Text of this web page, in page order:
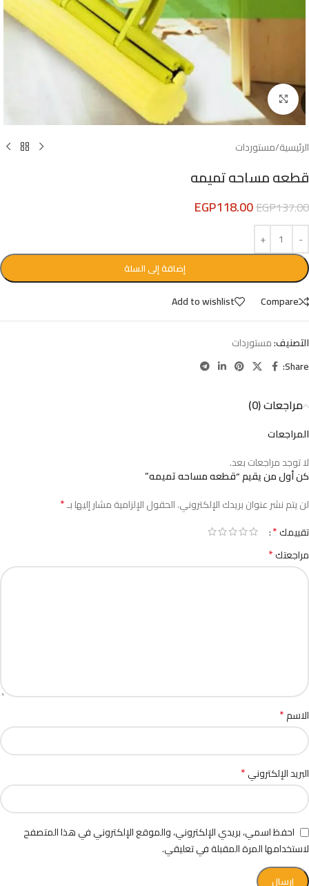
Click to enlarge
الرئيسية/مستوردات
قطعه مساحه تميمه
EGP137.00
EGP118.00
إضافة إلى السلة
Compare
Add to wishlist
التصنيف:مستوردات
Share:
مراجعات (0)
المراجعات
لا توجد مراجعات بعد.
كن أول من يقيم “قطعه مساحه تميمه”
لن يتم نشر عنوان بريدك الإلكتروني.الحقول الإلزامية مشار إليها بـ*
تقييمك*
مراجعتك*
الاسم*
البريد الإلكتروني*
احفظ اسمي، بريدي الإلكتروني، والموقع الإلكتروني في هذا المتصفح
لاستخدامها المرة المقبلة في تعليقي.